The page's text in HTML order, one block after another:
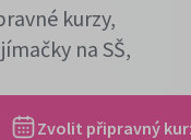
kurzy,
na SŠ,
Zvolit připravný